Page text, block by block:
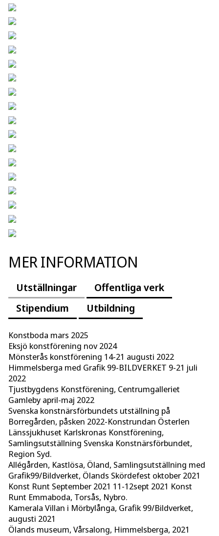
MER INFORMATION
Utställningar
Offentliga verk
Stipendium
Utbildning
Konstboda mars 2025
Eksjö konstförening nov 2024
Mönsterås konstförening 14-21 augusti 2022
Himmelsberga med Grafik 99-BILDVERKET 9-21 juli
2022
Tjustbygdens Konstförening, Centrumgalleriet
Gamleby april-maj 2022
Svenska konstnärsförbundets utställning på
Borregården, påsken 2022-Konstrundan Österlen
Länssjukhuset Karlskronas Konstförening,
Samlingsutställning Svenska Konstnärsförbundet,
Region Syd.
Allégården, Kastlösa, Öland, Samlingsutställning med
Grafik99/Bildverket, Ölands Skördefest oktober 2021
Konst Runt September 2021 11-12sept 2021 Konst
Runt Emmaboda, Torsås, Nybro.
Kamerala Villan i Mörbylånga, Grafik 99/Bildverket,
augusti 2021
Ölands museum, Vårsalong, Himmelsberga, 2021